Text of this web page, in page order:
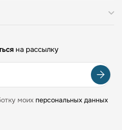
на рассылку
моих персональных данных